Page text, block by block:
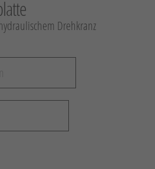
Verkehr / Beleuchtung
Drehkranz